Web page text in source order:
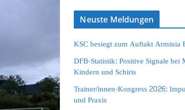
Neuste Meldungen
KSC besiegt zum Auftakt Arminia
DFB-Statistik: Positive Signale bei
Kindern und Schiris
Trainer/innen-Kongress 2026:
und Praxis